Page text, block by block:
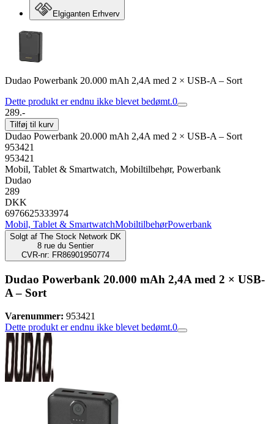
Elgiganten Erhverv
Dudao Powerbank 20.000 mAh 2,4A med 2 × USB-A – Sort
Dette produkt er endnu ikke blevet bedømt.0
289.-
Tilføj til kurv
Dudao Powerbank 20.000 mAh 2,4A med 2 × USB-A – Sort
953421
953421
Mobil, Tablet & Smartwatch, Mobiltilbehør, Powerbank
Dudao
289
DKK
6976625333974
Mobil, Tablet & SmartwatchMobiltilbehørPowerbank
Solgt af The Stock Network DK
8 rue du Sentier
CVR-nr: FR86901950774
Dudao Powerbank 20.000 mAh 2,4A med 2 × USB-
A – Sort
Varenummer: 953421
Dette produkt er endnu ikke blevet bedømt.0